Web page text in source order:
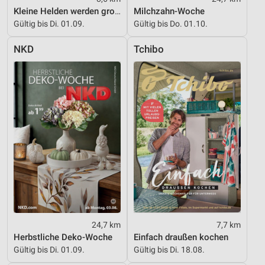
Kleine Helden werden gross
Gültig bis Di. 01.09.
Milchzahn-Woche
Gültig bis Do. 01.10.
NKD
24,7 km
Herbstliche Deko-Woche
Gültig bis Di. 01.09.
Tchibo
7,7 km
Einfach draußen kochen
Gültig bis Di. 18.08.
Verwendung genauer Standortdaten
Geräte anhand von aktiv angeforderten
Notwendig
Performance
Funktional
Werbung